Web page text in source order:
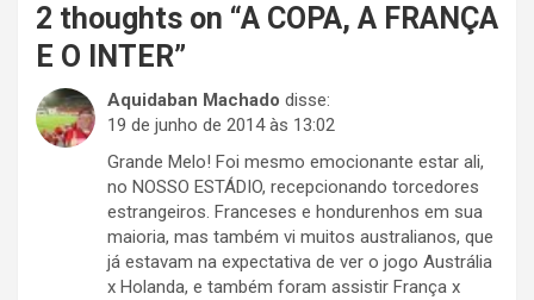
2 thoughts on “A COPA, A FRANÇA
E O INTER”
Aquidaban Machado disse:
19 de junho de 2014 às 13:02
Grande Melo! Foi mesmo emocionante estar ali,
no NOSSO ESTÁDIO, recepcionando torcedores
estrangeiros. Franceses e hondurenhos em sua
maioria, mas também vi muitos australianos, que
já estavam na expectativa de ver o jogo Austrália
x Holanda, e também foram assistir França x